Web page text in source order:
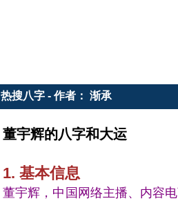
热搜八字 - 作者： 渐承
董宇辉的八字和大运
1. 基本信息
董宇辉，中国网络主播、内容